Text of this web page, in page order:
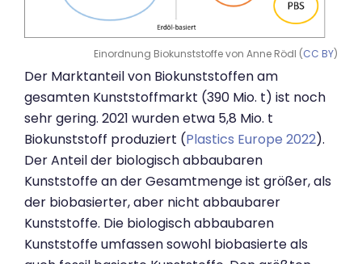
Einordnung Biokunststoffe von Anne Rödl (CC BY)
Der Marktanteil von Biokunststoffen am
gesamten Kunststoffmarkt (390 Mio. t) ist noch
sehr gering. 2021 wurden etwa 5,8 Mio. t
Biokunststoff produziert (Plastics Europe 2022).
Der Anteil der biologisch abbaubaren
Kunststoffe an der Gesamtmenge ist größer, als
der biobasierter, aber nicht abbaubarer
Kunststoffe. Die biologisch abbaubaren
Kunststoffe umfassen sowohl biobasierte als